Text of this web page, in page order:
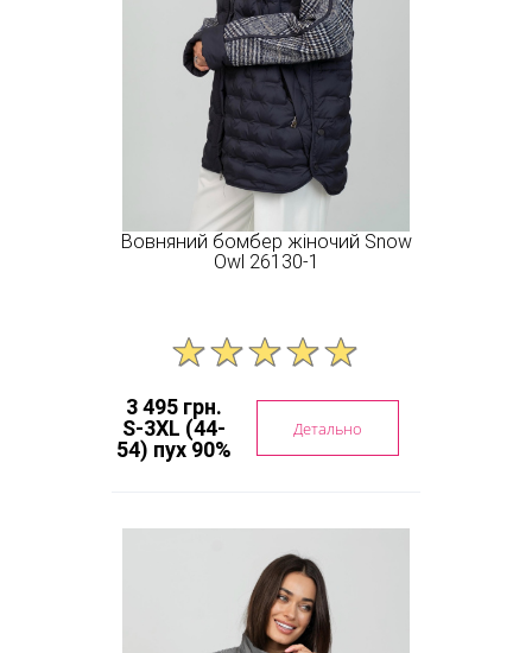
Вовняний бомбер жіночий Snow
Owl 26130-1
3 495 грн.
S-3XL (44-
54) пух 90%
Детально